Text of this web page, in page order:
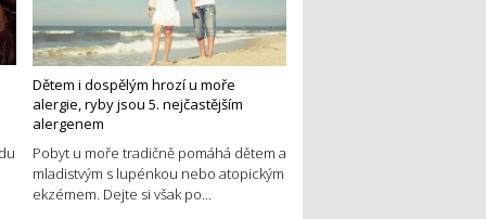
Dětem i dospělým hrozí u moře
alergie, ryby jsou 5. nejčastějším
alergenem
Pobyt u moře tradičně pomáhá dětem a
mladistvým s lupénkou nebo atopickým
ekzémem. Dejte si však po...